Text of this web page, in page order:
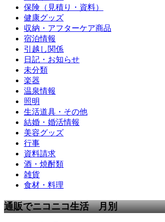
保険（見積り・資料）
健康グッズ
収納・アフターケア商品
宿泊情報
引越し関係
日記・お知らせ
未分類
楽器
温泉情報
照明
生活道具・その他
結婚・婚活情報
美容グッズ
行事
資料請求
酒・焼酎類
雑貨
食材・料理
通販でニコニコ生活 月別